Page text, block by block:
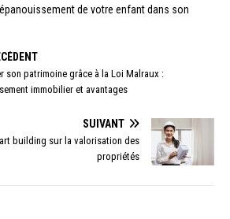
de votre enfant dans son
son patrimoine grâce à la Loi Malraux :
immobilier et avantages
SUIVANT
building sur la valorisation des
propriétés